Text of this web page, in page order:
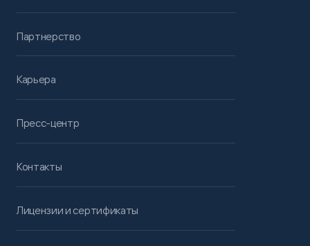
Партнерство
Карьера
Пресс-центр
Контакты
Лицензии и сертификаты